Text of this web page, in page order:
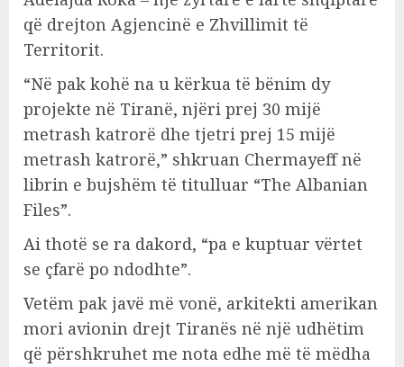
që drejton Agjencinë e Zhvillimit të
Territorit.
“Në pak kohë na u kërkua të bënim dy
projekte në Tiranë, njëri prej 30 mijë
metrash katrorë dhe tjetri prej 15 mijë
metrash katrorë,” shkruan Chermayeff në
librin e bujshëm të titulluar “The Albanian
Files”.
Ai thotë se ra dakord, “pa e kuptuar vërtet
se çfarë po ndodhte”.
Vetëm pak javë më vonë, arkitekti amerikan
mori avionin drejt Tiranës në një udhëtim
që përshkruhet me nota edhe më të mëdha